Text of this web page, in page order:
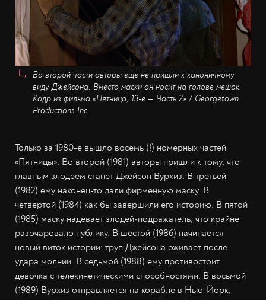
Во второй части авторы ещё не пришли к каноничному
виду Джейсона. Вместо маски он носит на голове мешок.
Кадр из фильма «Пятница, 13-е — Часть 2» / Georgetown
Productions Inc
Только за 1980-е вышло восемь (!) номерных частей
«Пятницы». Во второй (1981) авторы пришли к тому, что
главным злодеем станет Джейсон Вурхиз. В третьей
(1982) ему наконец-то дали фирменную маску. В
четвёртой (1984) как бы завершили его историю. В пятой
(1985) маску надевает злодей-подражатель, что крайне
разочаровало публику. В шестой (1986) начинается
новый виток истории: труп Джейсона оживает после
удара молнии. В седьмой (1988) ему противостоит
девочка с телекинетическими способностями. В восьмой
(1989) Вурхиз отправляется на корабле в Нью-Йорк,